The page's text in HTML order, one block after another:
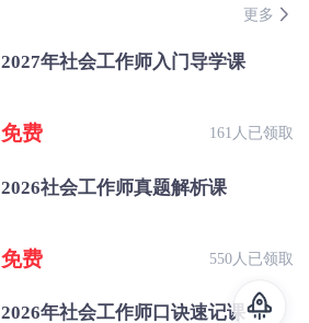
更多
2027年社会工作师入门导学课
免费 161人已领取
2026社会工作师真题解析课
免费 550人已领取
2026年社会工作师口诀速记课